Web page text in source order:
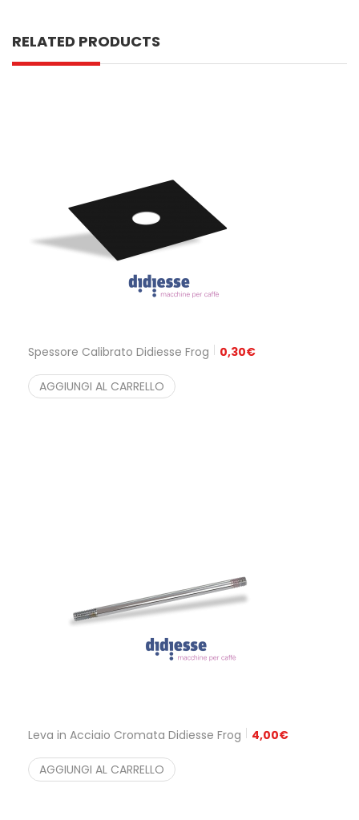
RELATED PRODUCTS
Spessore Calibrato Didiesse Frog 0,30€
AGGIUNGI AL CARRELLO
Leva in Acciaio Cromata Didiesse Frog 4,00€
AGGIUNGI AL CARRELLO